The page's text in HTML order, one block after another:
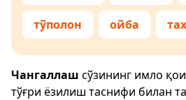
тўполон ойба
Чангаллаш сўзининг имло
тўғри ёзилиш таснифи билан